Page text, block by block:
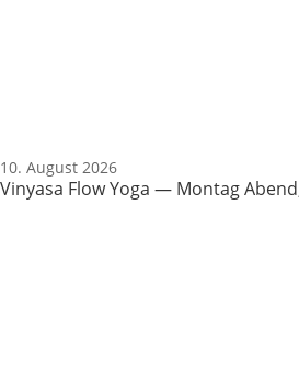
10. August 2026
Vinyasa Flow Yoga — Montag